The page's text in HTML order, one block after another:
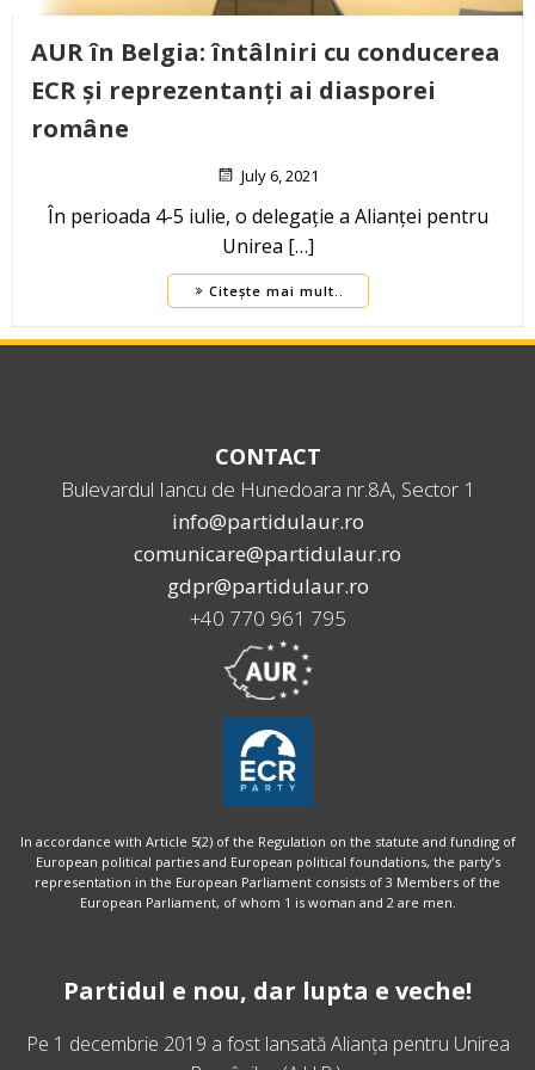
AUR în Belgia: întâlniri cu conducerea
ECR și reprezentanți ai diasporei
române
July 6, 2021
În perioada 4-5 iulie, o delegație a Alianței pentru
Unirea […]
Citește mai mult..
CONTACT
Bulevardul Iancu de Hunedoara nr.8A, Sector 1
info@partidulaur.ro
comunicare@partidulaur.ro
gdpr@partidulaur.ro
+40 770 961 795
In accordance with Article 5(2) of the Regulation on the statute and funding of
European political parties and European political foundations, the party’s
representation in the European Parliament consists of 3 Members of the
European Parliament, of whom 1 is woman and 2 are men.
Partidul e nou, dar lupta e veche!
Pe 1 decembrie 2019 a fost lansatăAlianța pentru Unirea